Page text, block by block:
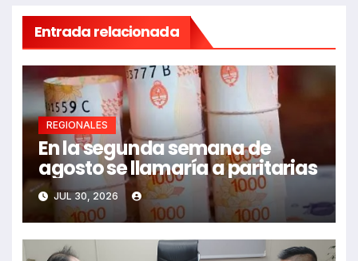
Entrada relacionada
REGIONALES
En la segunda semana de
agosto se llamaría a paritarias
JUL 30, 2026